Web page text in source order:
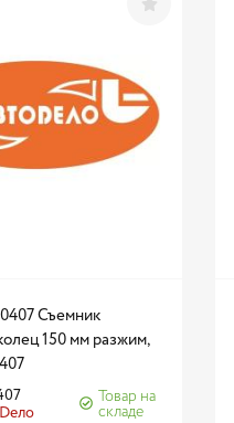
Съемник
150 мм разжим,
Товар на
складе